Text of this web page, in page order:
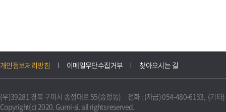
개인정보처리방침 이메일무단수집거부 찾아오시는 길
(우)39281 경북 구미시 송정대로 55(송정동) 전화 : (자금) 054-480-6133, (기타
Copyright(c) 2020. Gumi-si. all rights reserved.